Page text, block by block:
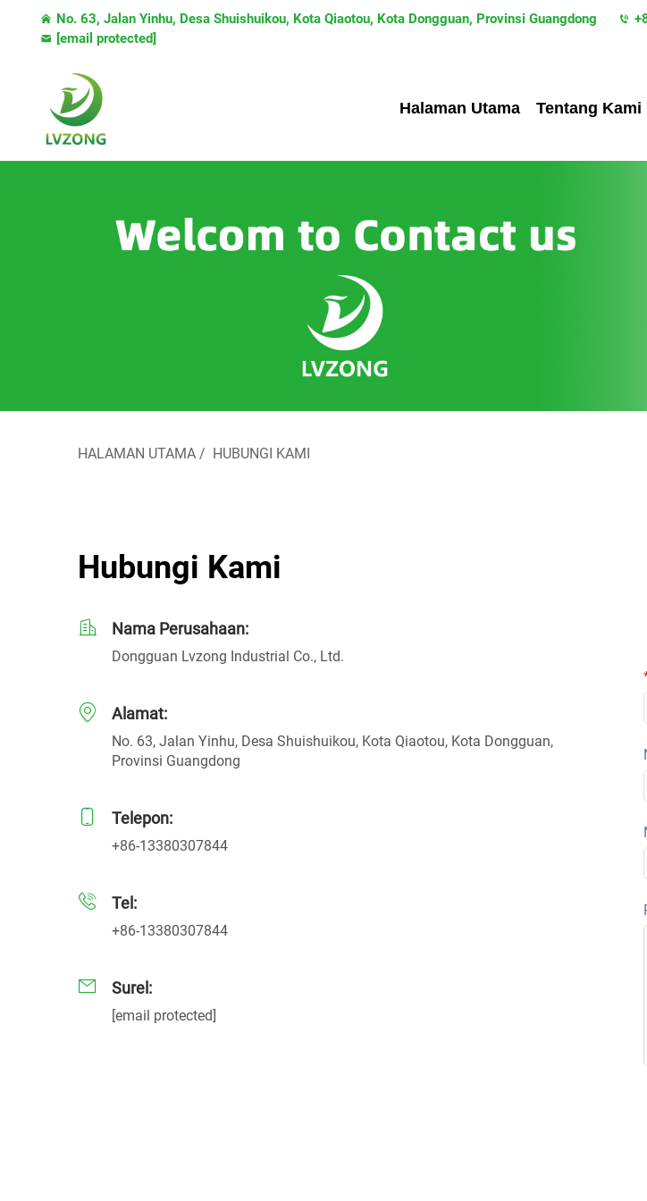
No. 63, Jalan Yinhu, Desa Shuishuikou, Kota Qiaotou, Kota Dongguan, Provinsi Guangdong
[email protected]
Halaman Utama Tentang Kami
HALAMAN UTAMA / HUBUNGI KAMI
Hubungi Kami
Nama Perusahaan:
Dongguan Lvzong Industrial Co., Ltd.
Alamat:
No. 63, Jalan Yinhu, Desa Shuishuikou, Kota Qiaotou, Kota Dongguan,
Provinsi Guangdong
Telepon:
+86-13380307844
Tel:
+86-13380307844
Surel:
[email protected]